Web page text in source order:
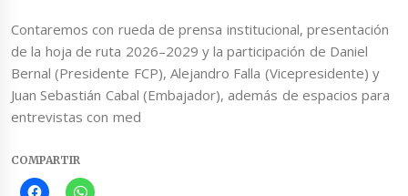
Contaremos con rueda de prensa institucional, presentación
de la hoja de ruta 2026–2029 y la participación de Daniel
Bernal (Presidente FCP), Alejandro Falla (Vicepresidente) y
Juan Sebastián Cabal (Embajador), además de espacios para
entrevistas con med
COMPARTIR